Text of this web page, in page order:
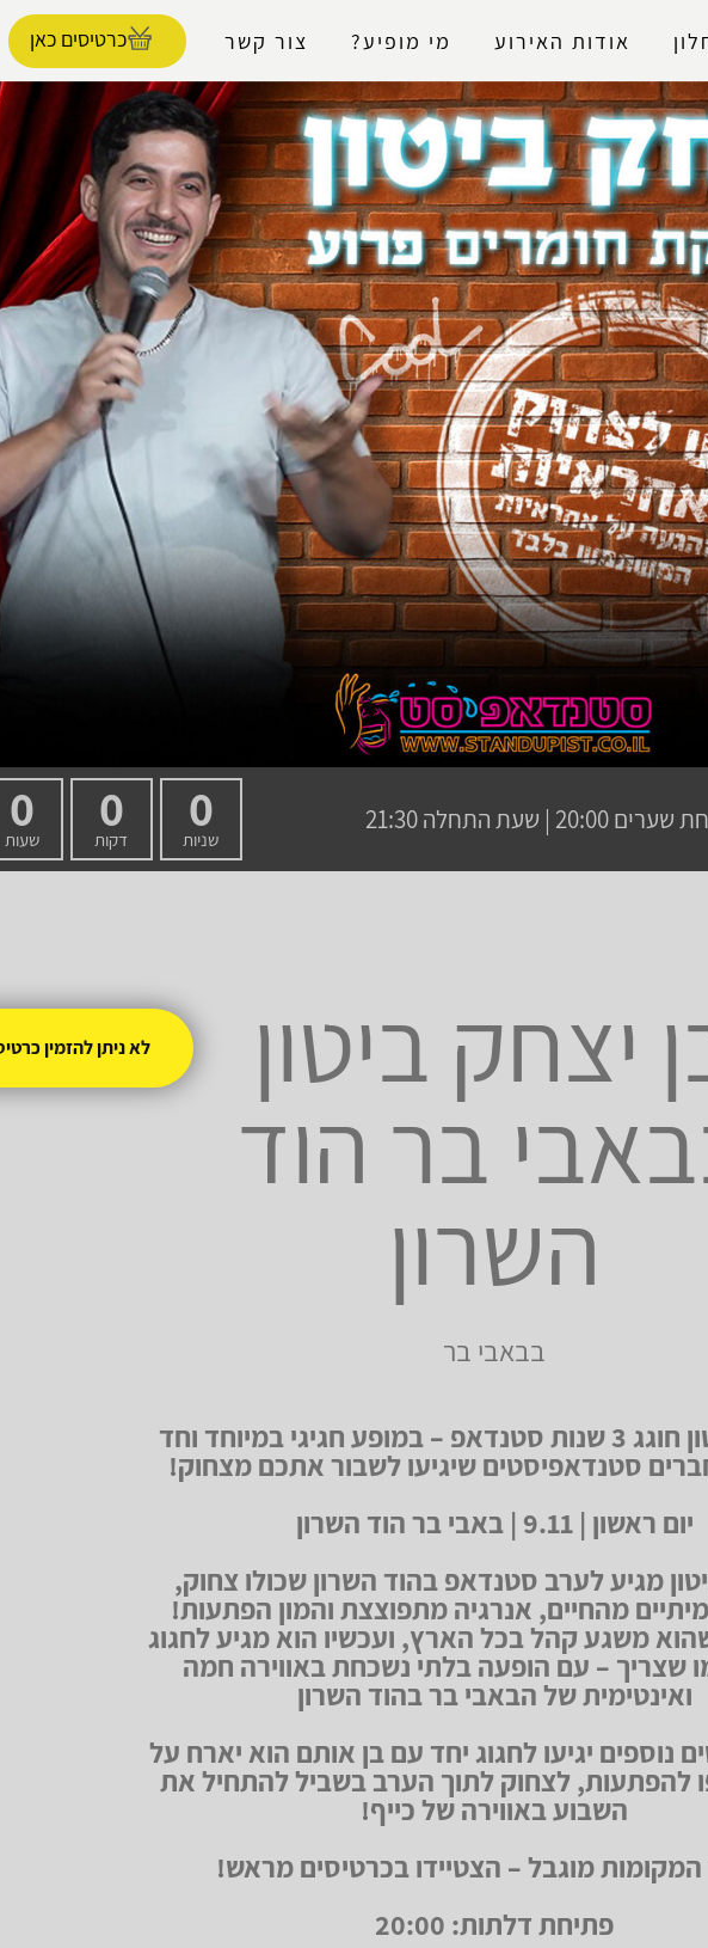
אודות האירוע מי מופיע? צור קשר כרטיסים כאן
0
שניות
0
דקות
0
שעות
יצחק ביטון
בר הוד
השרון
בבאבי בר
בן יצחק ביטון חוגג 3 שנות סטנדאפ – במופע חגיגי במיוחד וחד
סטנדאפיסטים שיגיעו לשבור אתכם מצחוק!
יום ראשון | 9.11 | באבי בר הוד השרון
מגיע לערב סטנדאפ בהוד השרון שכולו צחוק,
מהחיים, אנרגיה מתפוצצת והמון הפתעות!
משגע קהל בכל הארץ, ועכשיו הוא מגיע לחגוג
שצריך – עם הופעה בלתי נשכחת באווירה חמה
ואינטימית של הבאבי בר בהוד השרון
נוספים יגיעו לחגוג יחד עם בן אותם הוא יארח על
להפתעות, לצחוק לתוך הערב בשביל להתחיל את
השבוע באווירה של כייף!
מוגבל – הצטיידו בכרטיסים מראש!
פתיחת דלתות: 20:00
לא ניתן להזמין